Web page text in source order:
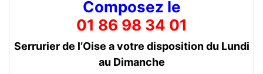
Composez le
01 86 98 34 01
Serrurier de l’Oise a votre disposition du Lundi
au Dimanche